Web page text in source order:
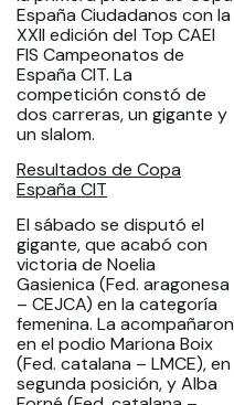
España Ciudadanos con la
XXII edición del Top CAEI
FIS Campeonatos de
España CIT. La
competición constó de
dos carreras, un gigante y
un slalom.
Resultados de Copa
España CIT
El sábado se disputó el
gigante, que acabó con
victoria de Noelia
Gasienica (Fed. aragonesa
– CEJCA) en la categoría
femenina. La acompañaron
en el podio Mariona Boix
(Fed. catalana – LMCE), en
segunda posición, y Alba